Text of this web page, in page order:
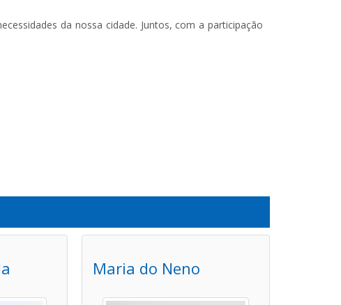
da nossa cidade. Juntos, com a participação
Maria do Neno